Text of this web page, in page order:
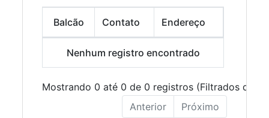
Balcão Contato Endereço
Nenhum registro encontrado
Mostrando 0 até 0 de 0 registros (Filtrados de 5
Anterior
Próximo